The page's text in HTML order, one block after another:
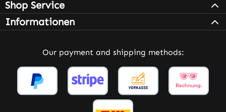
Shop Service
Informationen
Our payment and shipping methods: